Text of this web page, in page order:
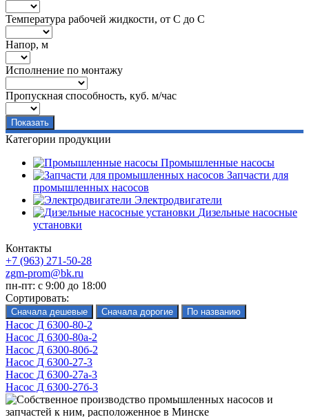
Температура рабочей жидкости, от С до С
Напор, м
Исполнение по монтажу
Пропускная способность, куб. м/час
Категории продукции
Промышленные насосы
Запчасти для
промышленных насосов
Электродвигатели
Дизельные насосные
установки
Контакты
+7 (963) 271-50-28
zgm-prom@bk.ru
пн-пт: с 9:00 до 18:00
Сортировать:
Насос Д 6300-80-2
Насос Д 6300-80а-2
Насос Д 6300-80б-2
Насос Д 6300-27-3
Насос Д 6300-27а-3
Насос Д 6300-27б-3